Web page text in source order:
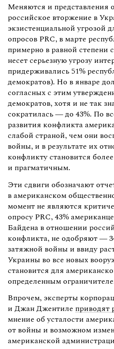
Меняются и представления
российское вторжение в
экзистенциальной
опросов PRC, в марте
примерно в равной степени
несет серьезную угрозу
придерживались 51%
демократов). Но в январе
согласных с этим
демократов, хотя и не так
сократилась — до 43%. По
развития конфликта
слабой страной, чем они
войны, и в результате их
конфликту становится
и прагматичным.
Эти сдвиги обозначают
в американском
момент не являются
опросу PRC, 43%
Байдена в отношении
конфликта, не одобряют —
затяжной войны и ввиду
Украины во все новых
становится для
определенным
Впрочем, эксперты
и Джан Джентиле приводят
мнение об усталости
от войны и возможном
американской